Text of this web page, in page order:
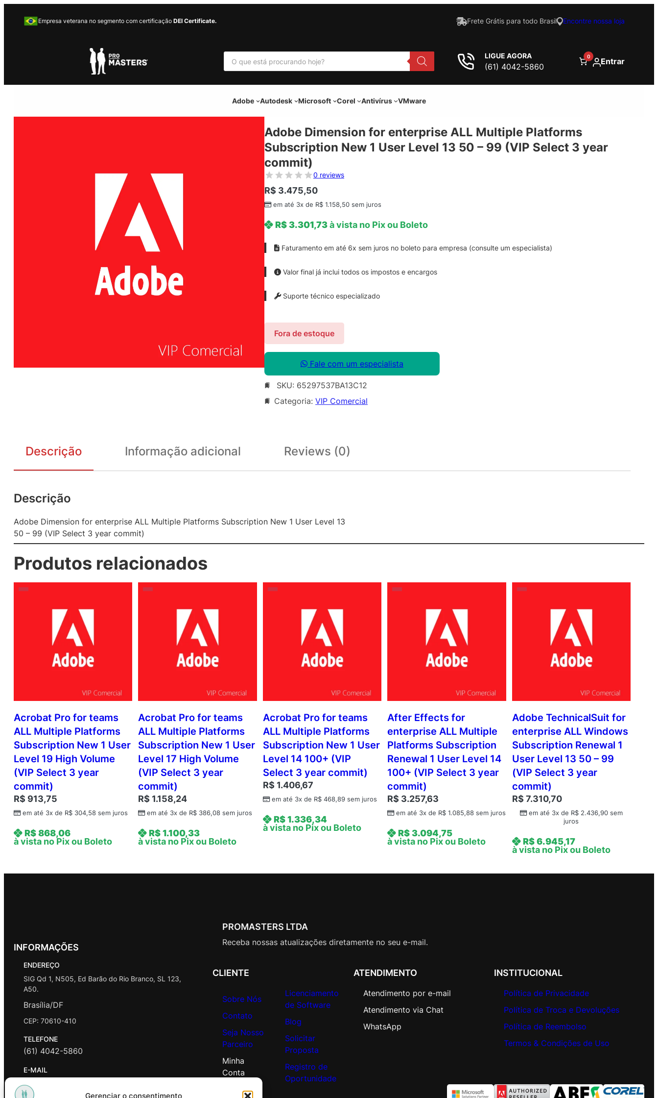
Gerenciar o consentimento
Empresa veterana no segmento com certificação DEI Certificate. Frete Grátis para todo Brasil Encontre nossa loja
P
s
u
r
LIGUE AGORA
(61) 4042-5860
0 Entrar
Adobe Autodesk Microsoft Corel Antivírus VMware
Adobe Dimension for enterprise ALL Multiple Platforms
Subscription New 1 User Level 13 50 – 99 (VIP Select 3 year
commit)
0 reviews
R$ 3.475,50
em até 3x de R$ 1.158,50 sem juros
R$3.301,73à vista no Pix ou Boleto
Faturamento em até 6x sem juros no boleto para empresa (consulte um especialista)
Valor final já inclui todos os impostos e encargos
Suporte técnico especializado
Fora de estoque
Fale com um especialista
SKU: 65297537BA13C12
Categoria: VIP Comercial
Descrição Informação adicional Reviews (0)
Descrição
Adobe Dimension for enterprise ALL Multiple Platforms Subscription New 1 User Level 13
50 – 99 (VIP Select 3 year commit)
Produtos relacionados
Acrobat Pro for teams
ALL Multiple Platforms
Subscription New 1 User
Level 19 High Volume
(VIP Select 3 year
commit)
R$ 913,75
em até 3x de R$ 304,58 sem juros
R$868,06
à vista no Pix ou Boleto
Acrobat Pro for teams
ALL Multiple Platforms
Subscription New 1 User
Level 17 High Volume
(VIP Select 3 year
commit)
R$ 1.158,24
em até 3x de R$ 386,08 sem juros
R$1.100,33
à vista no Pix ou Boleto
Acrobat Pro for teams
ALL Multiple Platforms
Subscription New 1 User
Level 14 100+ (VIP
Select 3 year commit)
R$ 1.406,67
em até 3x de R$468,89sem juros
R$1.336,34
à vista no Pix ou Boleto
After Effects for
enterprise ALL Multiple
Platforms Subscription
Renewal 1 User Level 14
100+ (VIP Select 3 year
commit)
R$ 3.257,63
em até 3x de R$ 1.085,88 sem juros
R$3.094,75
à vista no Pix ou Boleto
Adobe TechnicalSuit for
enterprise ALL Windows
Subscription Renewal 1
User Level 13 50 – 99
(VIP Select 3 year
commit)
R$ 7.310,70
em até 3x de R$2.436,90sem
juros
R$6.945,17
à vista no Pix ou Boleto
INFORMAÇÕES
ENDEREÇO
SIG Qd 1, N505, Ed Barão do Rio Branco, SL 123,
A50.
Brasília/DF
CEP: 70610-410
TELEFONE
(61) 4042-5860
E-MAIL
contato@promasters.net.br
PROMASTERS LTDA
Receba nossas atualizações diretamente no seu e-mail.
CLIENTE
Sobre Nós
Contato
Seja Nosso
Parceiro
Minha
Conta
Licenciamento
de Software
Blog
Solicitar
Proposta
Registro de
Oportunidade
ATENDIMENTO
Atendimento por e-mail
Atendimento via Chat
WhatsApp
INSTITUCIONAL
Política de Privacidade
Política de Troca e Devoluções
Política de Reembolso
Termos & Condições de Uso